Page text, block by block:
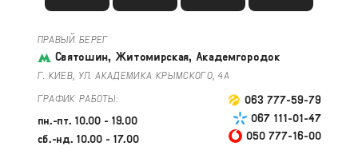
ПРАВЫЙ БЕРЕГ
Святошин, Житомирская, Академгородок
Г. КИЕВ, УЛ. АКАДЕМИКА КРЫМСКОГО, 4А
ГРАФИК РАБОТЫ:
пн.-пт. 10.00 - 19.00
сб.-нд. 10.00 - 17.00
063 777-59-79
067 111-01-47
050 777-16-00